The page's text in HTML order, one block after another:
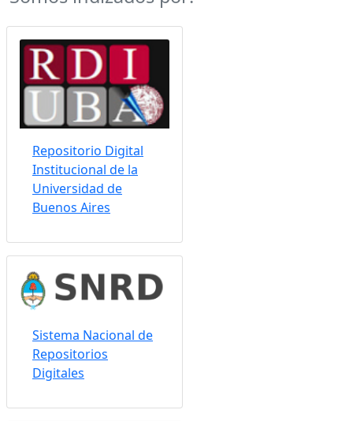
Somos indizados por:
Institucional de la
Universidad de